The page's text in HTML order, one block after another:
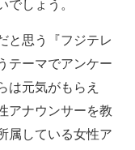
でしょう。
と思う『フジテレ
テーマでアンケー
は元気がもらえ
アナウンサーを教
属している女性ア